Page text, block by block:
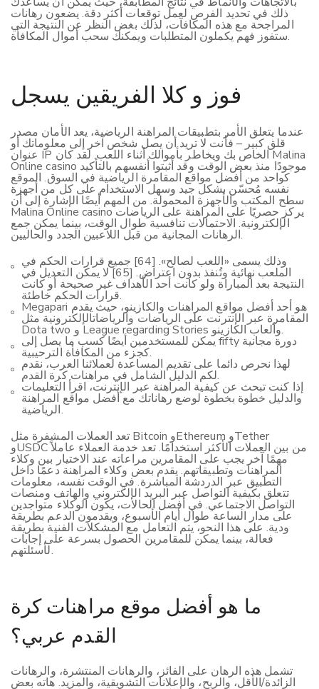
ذلك في تحديد الفرص لعمل توقعات أكثر دقة. يضعون رهانات
المراجحة مع هذه المكافآت، لذلك بغض النظر عن النتيجة التي
ستفوز فهم يكملون المتطلبات ويمكنك سحب أموال المكافأة.
فوز و كلا الفريقين يسجل
عندما يتعلق الأمر بتطبيقات المراهنة الرياضية، يعد الأمان مصدر
قلق كبير – فأنت لا تريد أن يصل شخص آخر إلى معلوماتك أو
عنوان IP الخاص بك ويخاطر بأموالك أثناء اللعب. لقد كان Malina
Online casino موجودًا منذ بعض الوقت وقد أثبتوا أنفسهم بالتأكيد
كواحد من أفضل مواقع المقامرة الرياضية في السوق. الموقع
نفسه مُحسّن بشكل جيد وسهل الاستخدام على كل من أجهزة
سطح المكتب والأجهزة المحمولة. من المهم أيضًا الإشارة إلى أن
Malina Online casino يركز حصريًا على المراهنة على الرياضات
الإلكترونية. الاحتمالات تنافسية طوال الوقت، بينما يمكن جمع
الرهانات المجانية من قبل اللاعبين الجدد والحاليين.
وذلك يسمى «اللعب لصالح». [64] جميع قرارات الحكم في
الملعب نهائية وتُنفذ بدون اعتراض. [65] لا يمكن التعديل في
النتيجة بعد المباراة ولو كانت أحد الأهداف غير صحيحة أو كانت
قرارات الحكم خاطئة.
Megapari هو أحد أفضل مواقع المراهنات والكازينو، حيث يقدم
المقامرة عبر الإنترنت على الرياضات والرياضاتالإلكترونية مثل
Dota two و League regarding Stories وألعاب الكازينو.
يمكن للمستخدمين أيضًا كسب ما يصل إلى fifty دورة مجانية
كجزء من المكافأة الترحيبية.
لهذا نحرص دائما على تقديم المساعدة لعملائنا العرب، نقدم
لكم الدليل الشامل في مراهنات كرة القدم.
إذا كنت تبحث عن كيفية المراهنة عبر الإنترنت، اقرأ التعليمات
والدليل خطوة بخطوة لوضع رهاناتك مع أفضل مواقع المراهنة
الرياضية.
تعد العملات المشفرة مثل Bitcoin وEthereum وTether
وUSDC من بين العملات الأكثر استخدامًا. تعد خدمة العملاء عاملاً
مهمًا آخر يجب على المقامرين مراعاته عند الاختيار بين وكلاء
المراهنات وتطبيقاتهم. يقدم بعض وكلاء المراهنة دعمًا داخل
التطبيق عبر الدردشة المباشرة. في الوقت نفسه، معلومات
تتعلق بكيفية التواصل عبر البريد الإلكتروني والهاتف ومنصات
التواصل الاجتماعي. في أفضل الحالات، يكون الوكلاء متواجدين
على مدار الساعة طوال أيام الأسبوع، ويقدمون الدعم بطريقة
ودية. على هذا النحو، يتم التعامل مع المشكلات الفنية بطريقة
فعالة، بينما يمكن للمقامرين الحصول بسرعة على إجابات
لأسئلتهم.
ما هو أفضل موقع مراهنات كرة
القدم عربي؟
تشمل هذه الرهان على الفائز، والرهانات المنتشرة، والرهانات
الزائدة/الأقل، والربح، والإعلانات التشويقية، والمزيد. هاته بعض